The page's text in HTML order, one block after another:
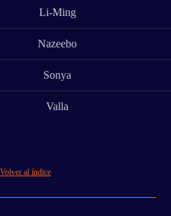
Li-Ming
Nazeebo
Sonya
Valla
Volver al índice